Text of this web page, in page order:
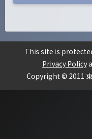
This site is
Privacy Policy
Copyright © 2011